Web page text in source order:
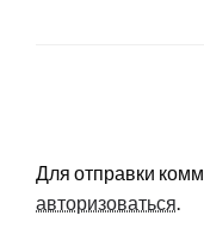
Для отправки
авторизоваться.